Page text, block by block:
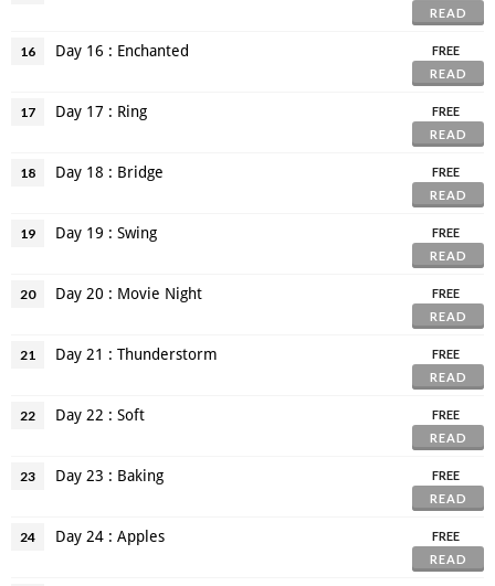
READ
16 Day 16 : Enchanted
FREE
READ
17 Day 17 : Ring
FREE
READ
18 Day 18 : Bridge
FREE
READ
19 Day 19 : Swing
FREE
READ
20 Day 20 : Movie Night
FREE
READ
21 Day 21 : Thunderstorm
FREE
READ
22 Day 22 : Soft
FREE
READ
23 Day 23 : Baking
FREE
READ
24 Day 24 : Apples
FREE
READ